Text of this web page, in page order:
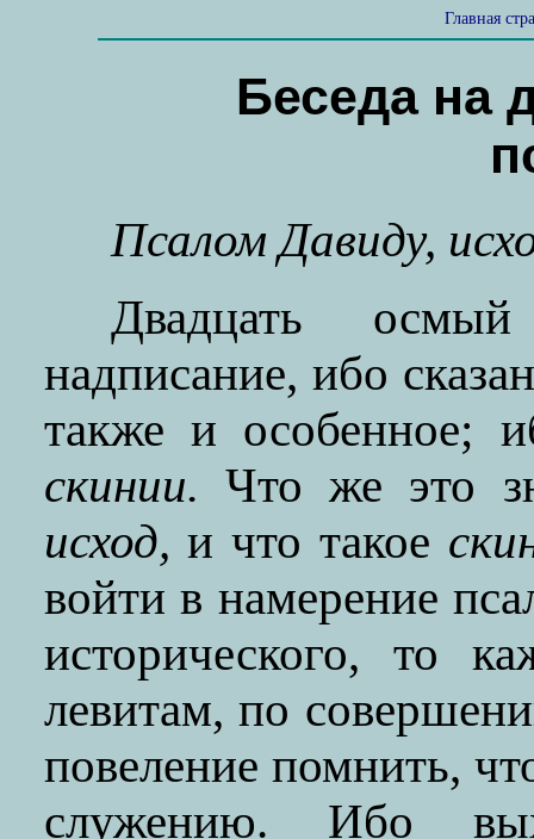
Главная
Беседа на
Псалом Давиду,
Двадцать
надписание, ибо
также и особенное;
скинии. Что же это
исход, и что такое
войти в намерение
исторического, то
левитам, по
повеление помнить,
служению. Ибо